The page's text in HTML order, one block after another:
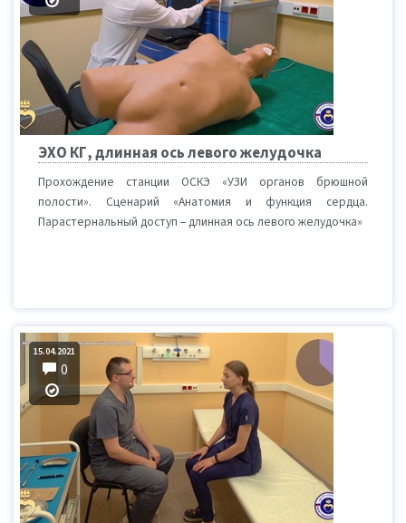
ЭХО КГ, длинная ось левого желудочка
Прохождение станции ОСКЭ «УЗИ органов брюшной
полости». Сценарий «Анатомия и функция сердца.
Парастернальный доступ – длинная ось левого желудочка»
15.04.2021
0